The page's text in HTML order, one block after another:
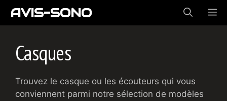
AllerAVIS-SONO
Casques
Trouvez le casque ou les écouteurs qui vous
conviennent parmi notre sélection de modèles